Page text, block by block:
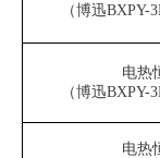
（博迅BXPY-
电热
（博迅BXPY-
电热